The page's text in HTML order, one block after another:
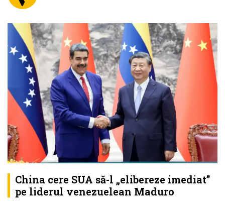
China cere SUA să-l „elibereze imediat”
pe liderul venezuelean Maduro